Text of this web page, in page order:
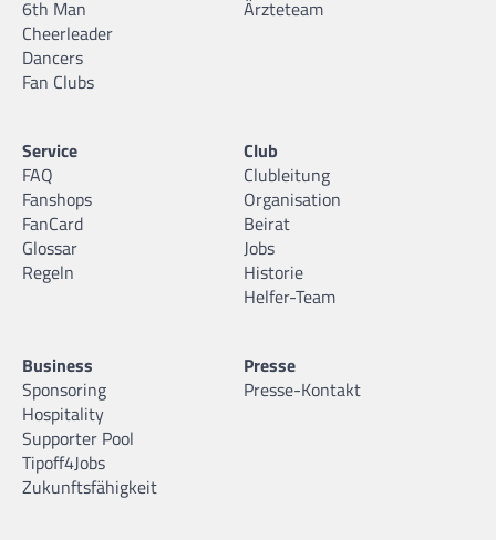
6th Man
Cheerleader
Dancers
Fan Clubs
Ärzteteam
Service
FAQ
Fanshops
FanCard
Glossar
Regeln
Club
Clubleitung
Organisation
Beirat
Jobs
Historie
Helfer-Team
Business
Sponsoring
Hospitality
Supporter Pool
Tipoff4Jobs
Zukunftsfähigkeit
Presse
Presse-Kontakt